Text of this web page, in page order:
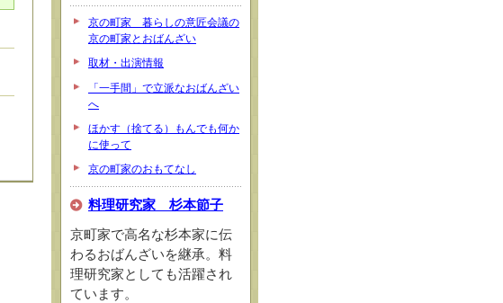
京の町家 暮らしの意匠会議の
京の町家とおばんざい
取材・出演情報
「一手間」で立派なおばんざい
へ
ほかす（捨てる）もんでも何か
に使って
京の町家のおもてなし
料理研究家 杉本節子
京町家で高名な杉本家に伝
わるおばんざいを継承。料
理研究家としても活躍され
ています。